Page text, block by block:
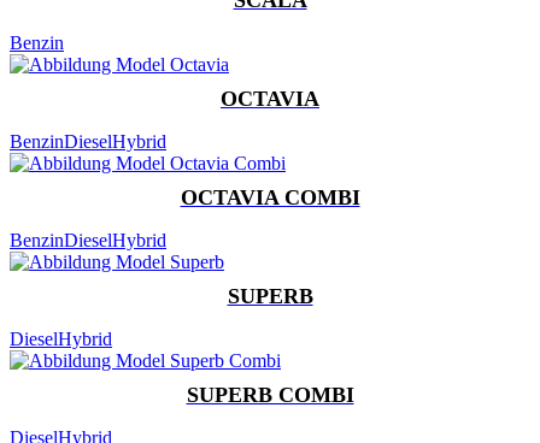
Benzin
OCTAVIA
BenzinDieselHybrid
OCTAVIA COMBI
BenzinDieselHybrid
SUPERB
DieselHybrid
SUPERB COMBI
DieselHybrid